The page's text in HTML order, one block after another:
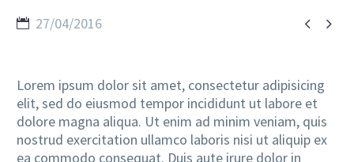
 
27/04/2016
Lorem ipsum dolor sit amet, consectetur adipisicing
elit, sed do eiusmod tempor incididunt ut labore et
dolore magna aliqua. Ut enim ad minim veniam, quis
nostrud exercitation ullamco laboris nisi ut aliquip ex
ea commodo consequat. Duis aute irure dolor in